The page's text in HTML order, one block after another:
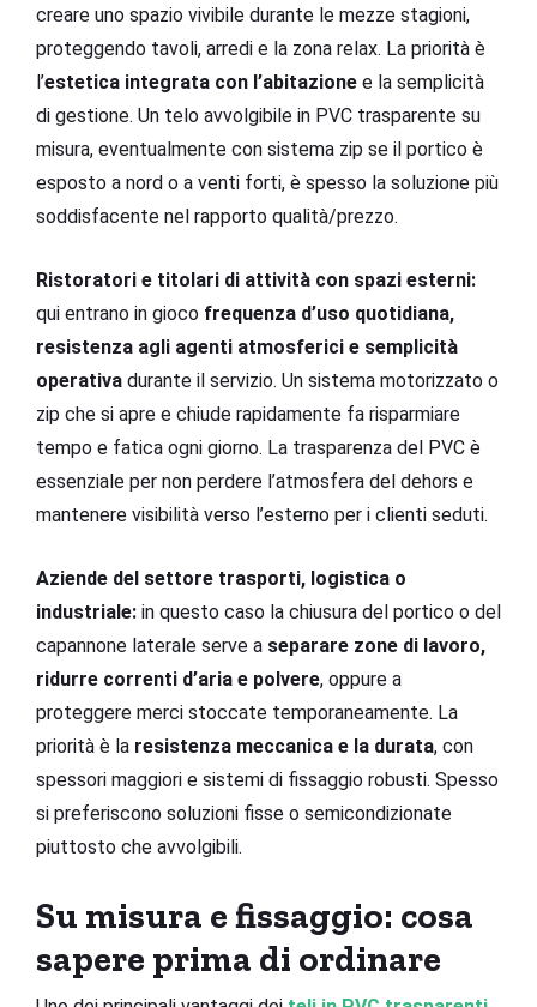
creare uno spazio vivibile durante le mezze stagioni,
proteggendo tavoli, arredi e la zona relax. La priorità è
l’estetica integrata con l’abitazione e la semplicità
di gestione. Un telo avvolgibile in PVC trasparente su
misura, eventualmente con sistema zip se il portico è
esposto a nord o a venti forti, è spesso la soluzione più
soddisfacente nel rapporto qualità/prezzo.
Ristoratori e titolari di attività con spazi esterni:
qui entrano in gioco frequenza d’uso quotidiana,
resistenza agli agenti atmosferici e semplicità
operativa durante il servizio. Un sistema motorizzato o
zip che si apre e chiude rapidamente fa risparmiare
tempo e fatica ogni giorno. La trasparenza del PVC è
essenziale per non perdere l’atmosfera del dehors e
mantenere visibilità verso l’esterno per i clienti seduti.
Aziende del settore trasporti, logistica o
industriale: in questo caso la chiusura del portico o del
capannone laterale serve a separare zone di lavoro,
ridurre correnti d’aria e polvere, oppure a
proteggere merci stoccate temporaneamente. La
priorità è la resistenza meccanica e la durata, con
spessori maggiori e sistemi di fissaggio robusti. Spesso
si preferiscono soluzioni fisse o semicondizionate
piuttosto che avvolgibili.
Su misura e fissaggio: cosa
sapere prima di ordinare